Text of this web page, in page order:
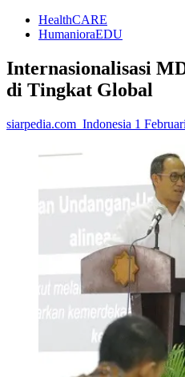
HealthCARE
HumanioraEDU
Internasionalisasi
di Tingkat Global
siarpedia.com_Indonesia 1